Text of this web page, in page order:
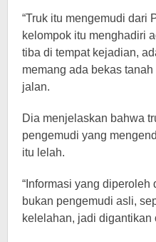
“Truk itu mengemudi dari
kelompok itu menghadiri
tiba di tempat kejadian,
memang ada bekas
jalan.
Dia menjelaskan bahwa
pengemudi yang
itu lelah.
“Informasi yang diperoleh
bukan pengemudi asli,
kelelahan, jadi digantikan